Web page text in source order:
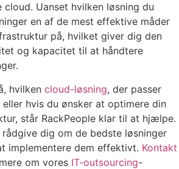
Uanset hvilken løsning du
en af de mest effektive måder
på, hvilket giver dig den
og kapacitet til at håndtere
hvilken cloud-løsning, der passer
hvis du ønsker at optimere din
står RackPeople klar til at hjælpe.
dig om de bedste løsninger
implementere dem effektivt. Kontakt
om vores IT-outsourcing-